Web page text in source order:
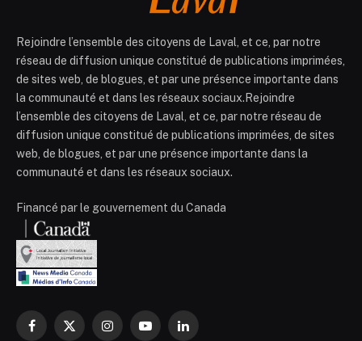
Rejoindre l’ensemble des citoyens de Laval, et ce, par notre
réseau de diffusion unique constitué de publications imprimées,
de sites web, de blogues, et par une présence importante dans
la communauté et dans les réseaux sociaux.Rejoindre
l’ensemble des citoyens de Laval, et ce, par notre réseau de
diffusion unique constitué de publications imprimées, de sites
web, de blogues, et par une présence importante dans la
communauté et dans les réseaux sociaux.
Financé par le gouvernement du Canada
Facebook
X
InstagramYouTubeLinkedIn